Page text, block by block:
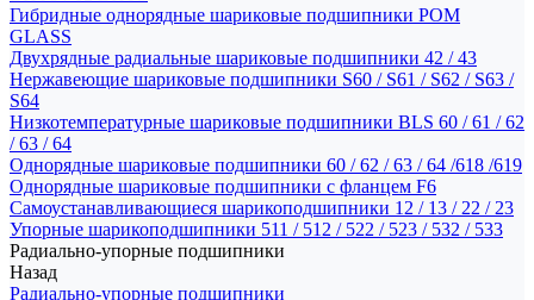
Гибридные однорядные шариковые подшипники POM
GLASS
Двухрядные радиальные шариковые подшипники 42 / 43
Нержавеющие шариковые подшипники S60 / S61 / S62 / S63 /
S64
Низкотемпературные шариковые подшипники BLS 60 / 61 / 62
/ 63 / 64
Однорядные шариковые подшипники 60 / 62 / 63 / 64 /618 /619
Однорядные шариковые подшипники с фланцем F6
Самоустанавливающиеся шарикоподшипники 12 / 13 / 22 / 23
Упорные шарикоподшипники 511 / 512 / 522 / 523 / 532 / 533
Радиально-упорные подшипники
Назад
Радиально-упорные подшипники